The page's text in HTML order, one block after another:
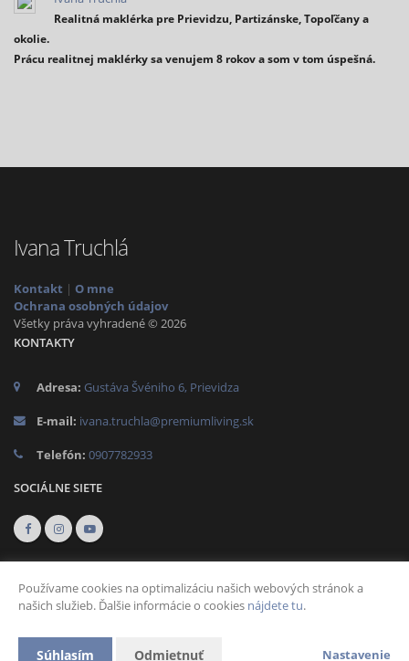
Realitná maklérka pre Prievidzu, Partizánske, Topoľčany a
okolie.
Prácu realitnej maklérky sa venujem 8 rokov a som v tom úspešná.
Ivana Truchlá
Kontakt | O mne
Ochrana osobných údajov
Všetky práva vyhradené © 2026
KONTAKTY
Adresa: Gustáva Švéniho 6, Prievidza
E-mail: ivana.truchla@premiumliving.sk
Telefón: 0907782933
SOCIÁLNE SIETE
Vytvorené v systému
Používame cookies na optimalizáciu našich webových stránok a
našich služieb. Ďalšie informácie o cookies nájdete tu.
Súhlasím Odmietnuť Nastavenie